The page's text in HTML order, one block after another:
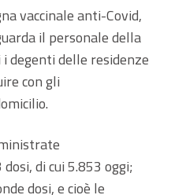
vaccinale anti-Covid,
il personale della
degenti delle residenze
con gli
di cui 5.853 oggi;
dosi, e cioè le